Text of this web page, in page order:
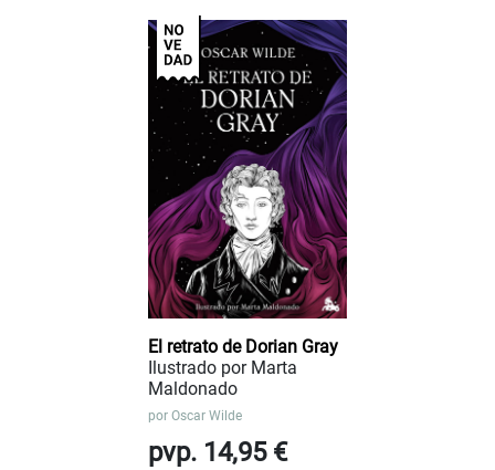
El retrato de Dorian Gray
Ilustrado por Marta
Maldonado
por Oscar Wilde
pvp. 14,95 €